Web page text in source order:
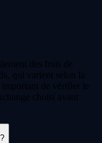
des frais de
qui varient selon la
de vérifier le
choisi avant